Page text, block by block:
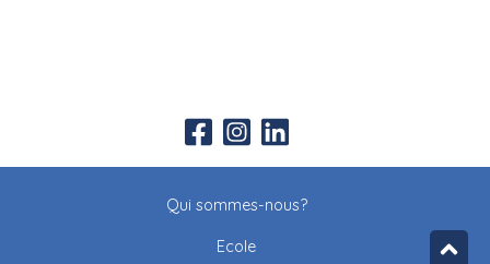
Qui sommes-nous?
Ecole